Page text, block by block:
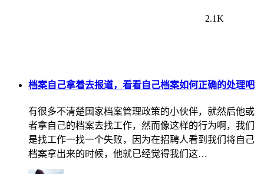
2.1K
档案自己拿着去报道，看看自己档案如何正确的处理吧
有很多不清楚国家档案管理政策的小伙伴，就然后他或
者拿自己的档案去找工作，然而像这样的行为啊，我们
是找工作一找一个失败，因为在招聘人看到我们将自己
档案拿出来的时候，他就已经觉得我们这…